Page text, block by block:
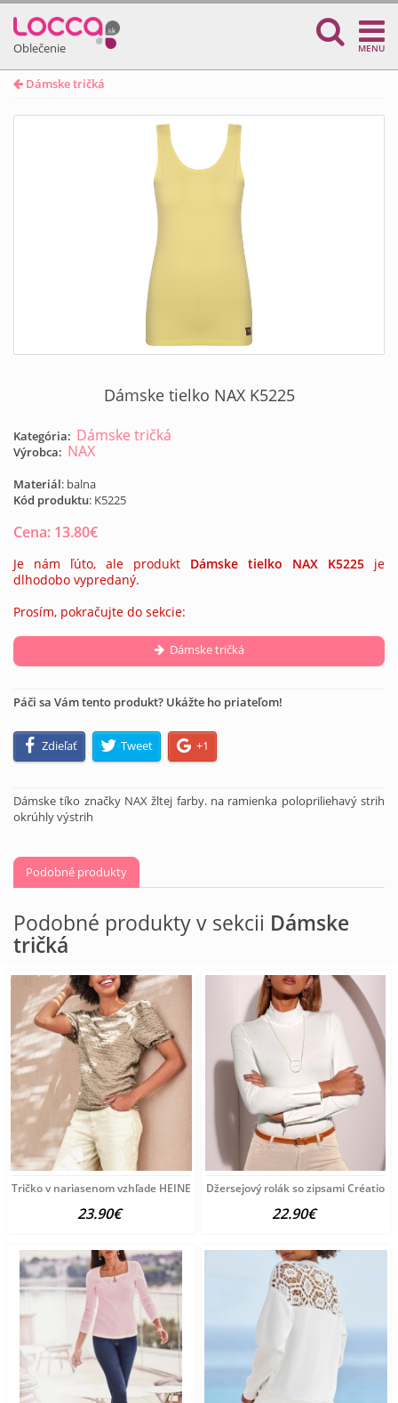
Oblečenie MENU
Dámske tričká
Dámske tielko NAX K5225
Kategória: Dámske tričká
Výrobca: NAX
Materiál: balna
Kód produktu: K5225
Cena: 13.80€
Je nám ľúto, ale produkt Dámske tielko NAX K5225 je
dlhodobo vypredaný.
Prosím, pokračujte do sekcie:
Dámske tričká
Páči sa Vám tento produkt? Ukážte ho priateľom!
Zdieľať Tweet +1
Dámske tíko značky NAX žltej farby. na ramienka polopriliehavý strih
okrúhly výstrih
Podobné produkty
Podobné produkty v sekcii Dámske
tričká
Tričko v nariasenom vzhľade HEINE, sivobéžové
23.90€
Džersejový rolák so zipsami Création
22.90€